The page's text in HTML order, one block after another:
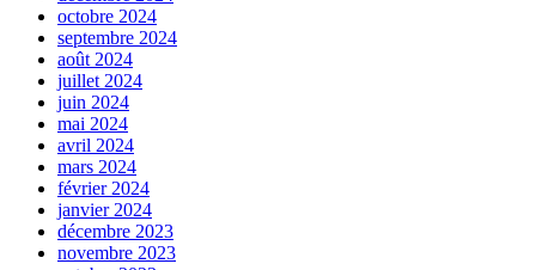
octobre 2024
septembre 2024
août 2024
juillet 2024
juin 2024
mai 2024
avril 2024
mars 2024
février 2024
janvier 2024
décembre 2023
novembre 2023